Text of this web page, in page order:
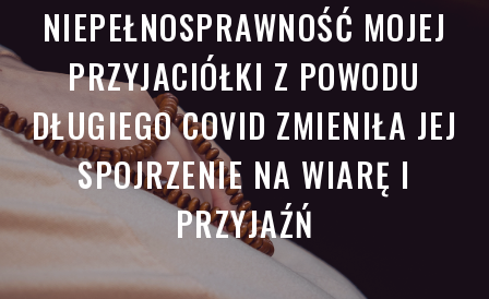
NIEPEŁNOSPRAWNOŚĆ MOJEJ
PRZYJACIÓŁKI Z POWODU
DŁUGIEGO COVID ZMIENIŁA JEJ
SPOJRZENIE NA WIARĘ I
PRZYJAŹŃ